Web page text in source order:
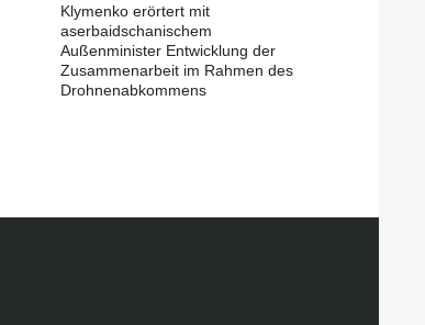
Klymenko erörtert mit
aserbaidschanischem
Außenminister Entwicklung der
Zusammenarbeit im Rahmen des
Drohnenabkommens